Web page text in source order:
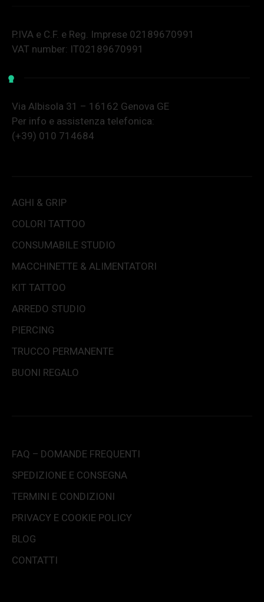
P.IVA e C.F. e Reg. Imprese 02189670991
VAT number: IT02189670991
Via Albisola 31 – 16162 Genova GE
Per info e assistenza telefonica:
(+39) 010 714684
AGHI & GRIP
COLORI TATTOO
CONSUMABILE STUDIO
MACCHINETTE & ALIMENTATORI
KIT TATTOO
ARREDO STUDIO
PIERCING
TRUCCO PERMANENTE
BUONI REGALO
FAQ – DOMANDE FREQUENTI
SPEDIZIONE E CONSEGNA
TERMINI E CONDIZIONI
PRIVACY E COOKIE POLICY
BLOG
CONTATTI